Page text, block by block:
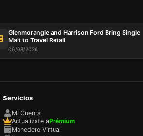
Glenmorangie and Harrison Ford Bring Single
Malt to Travel Retail
06/08/2026
Servicios
Mi Cuenta
Actualízate aPrémium
Monedero Virtual
use